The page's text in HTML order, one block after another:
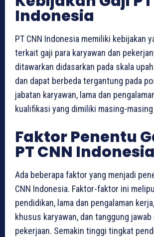
Indonesia
PT CNN Indonesia memiliki kebijakan
terkait gaji para karyawan dan
ditawarkan didasarkan pada skala
dan dapat berbeda tergantung pada
jabatan karyawan, lama dan
kualifikasi yang dimiliki masing-
Faktor Penentu
PT CNN Indonesia
Ada beberapa faktor yang menjadi
CNN Indonesia. Faktor-faktor ini
pendidikan, lama dan pengalaman
khusus karyawan, dan tanggung jawab
pekerjaan. Semakin tinggi tingkat